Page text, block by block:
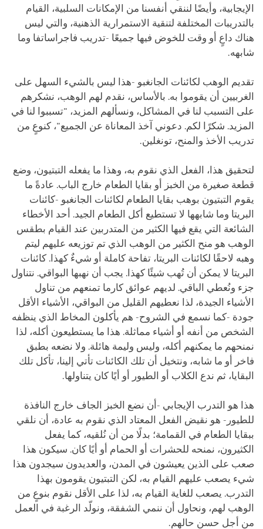
الإيجابية، وأيضًا لننقي أنفسنا من الإمكانات السلبية، القيام
بالتدريبات المختلفة لتنقية الاستمرارية الذهنية، والتي ليس
هناك داعٍ أو وقت للخوض فيها جميعًا -تدريب فاجراساتفا وما
شابهه.
تقديم الوهب لكائنات الجانغبو -هذا ليس بالشيء السهل على
الغربيين أن يقوموا به. بالأساس، نقدم لهم الوهب، نشكرهم
على التسبب لنا في المشاكل، ونسألهم المزيد، "تسببوا لنا في
المزيد. شكرًا لكم. دعوني آخذ المعاناة عن الجميع"، كنوعٍ من
تدريب الأخذ والمنح، تونغلين.
لتحقيق هذا، الفعل الذي نقوم به، وهذا ما يفعله التبتيون، وضع
قطعة صغيرة من الخبز أو بقايا الطعام خارج الباب. عادةً ما
يقوم التبتيون بوهب بقايا الطعام لكائنات الجانغبو -كائنات
البريتا وما شابهها لا تستطيع أكل الطعام الجيد. أحد الأخطاء
الشائعة التي يقع فيها الكثير من المتدربين عند القيام بطقس
الوهب هو منح الكثير من الوهب الذي تم توزيعه عليهم ليتم
وهبه لاحقًا لكائنات البريتا، تفاحة كاملة أو شيءٌ كهذا. كائنات
البريتا لا يمكن أن تُهب شيئًا كهذا. يجب أن نهبها البواقي. نتناول
جزء ونُعطي الباقي. لديهم عوائق كارما تمنعهم من تناول
الأشياء الجيدة، لذا نعطيهم القليل من البواقي، الأشياء الأقل
جودة -كما نسمع في الشروح- هم يأكلون المخاط الذي ينظفه
الشخص من أنفه أو أشياء مماثلة. هذا ما يستطيعون أكله، لذا
نمنحهم ما يمكنهم أكله، وليس وليمة هائلة. ولا نضعه بطبق
فاخر أو ما شابه، ونتخيل أن تلك الكائنات تأتي إلينا، تأكل تلك
البقايا، ثم ندع الكلاب أو الطيور أو أيًا كان يتناولها.
هذا هو التدرب الإيجابي -أن نضع الخبز الجاف خارج النافذة
للطيور- هو نقيض الفعل المعتاد الذي نقوم به عادة، أن نلقي
ببقايا الطعام في القمامة؛ بدلًا من أن نُلقيه، كما يفعل
الكثيرون، نمنحه للحشرات أو الحمام أو أيًا كان. سيكون هذا
صعب على الذين يعيشون في المدن، والعديدون سيجدون هذا
شيء يصعب عليهم القيام به، لكن التبتيون يقومون بهذا
التدرب. يصعب للغاية القيام به، لذا على الأقل نقوم بنوعٍ من
الوهب لهم، ونحاول أن ننمي الشفقة، ونولّد الرغبة في العمل
من أجل حسن حالهم.